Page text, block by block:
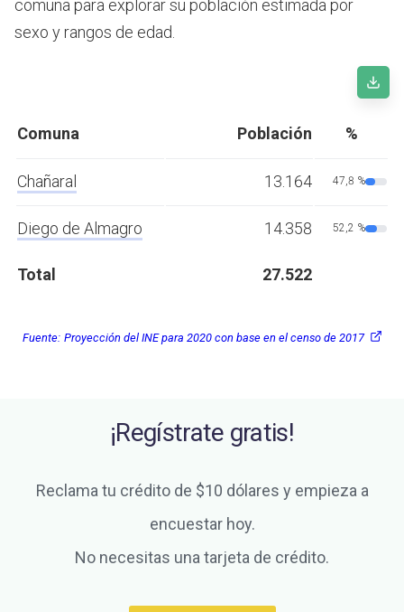
comuna para explorar su población estimada por
sexo y rangos de edad.
Comuna Población %
Chañaral 13.164 47,8 %
Diego de Almagro 14.358 52,2 %
Total 27.522
Fuente: Proyección del INE para 2020 con base en el censo de 2017
¡Regístrate gratis!
Reclama tu crédito de $10 dólares y empieza a
encuestar hoy.
No necesitas una tarjeta de crédito.